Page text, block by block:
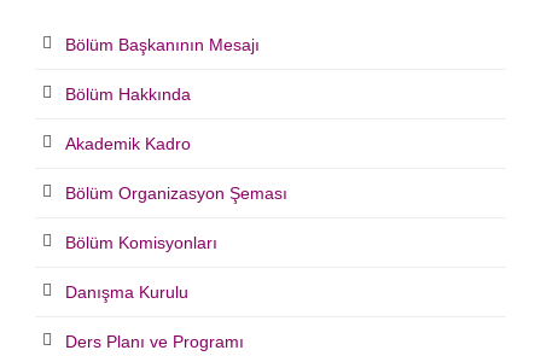
Bölüm Başkanının Mesajı
Bölüm Hakkında
Akademik Kadro
Bölüm Organizasyon Şeması
Bölüm Komisyonları
Danışma Kurulu
Ders Planı ve Programı